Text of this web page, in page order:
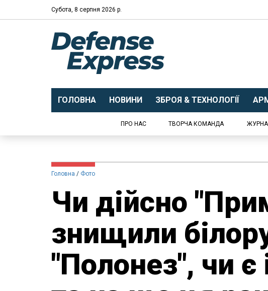
Субота, 8 серпня 2026 р.
ГОЛОВНА НОВИНИ ЗБРОЯ & ТЕХНОЛОГІЇ
ПРО НАС ТВОРЧА КОМАНДА
Головна Фото
Чи дійсно
знищили
"Полонез", чи є